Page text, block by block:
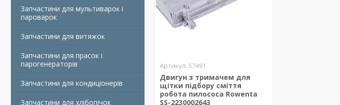
Запчастини для мультиварок і
пароварок
Запчастини для витяжок
Запчастини для прасок і
парогенераторів
Запчастини для кондиціонерів
Запчастини для хлібопічок
57491
Двигун з тримачем для
щітки підбору сміття
робота пилососа Rowenta
SS-2230002643